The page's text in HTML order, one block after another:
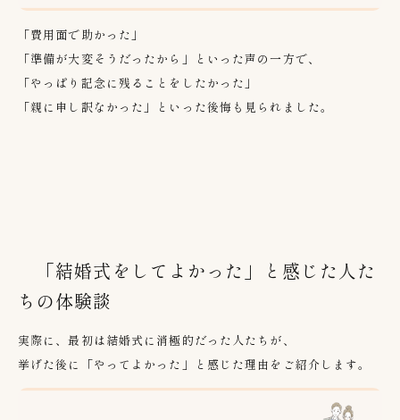
「費用面で助かった」
「準備が大変そうだったから」といった声の一方で、
「やっぱり記念に残ることをしたかった」
「親に申し訳なかった」といった後悔も見られました。
「結婚式をしてよかった」と感じた人た
ちの体験談
実際に、最初は結婚式に消極的だった人たちが、
挙げた後に「やってよかった」と感じた理由をご紹介します。